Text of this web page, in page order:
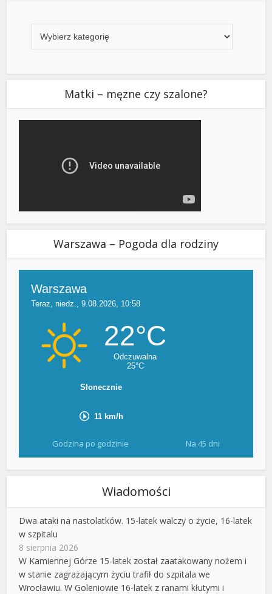
Matki – męzne czy szalone?
Warszawa – Pogoda dla rodziny
Godzina po godzinie Na 45 dni
Wiadomości
Dwa ataki na nastolatków. 15-latek walczy o życie, 16-latek
w szpitalu
8 sierpnia 2026
W Kamiennej Górze 15-latek został zaatakowany nożem i
w stanie zagrażającym życiu trafił do szpitala we
Wrocławiu. W Goleniowie 16-latek z ranami kłutymi i